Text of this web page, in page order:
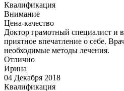
Квалификация
Внимание
Цена-качество
Доктор грамотный специалист и
приятное впечатление о себе.
необходимые методы лечения.
Отлично
Ирина
04 Декабря 2018
Квалификация